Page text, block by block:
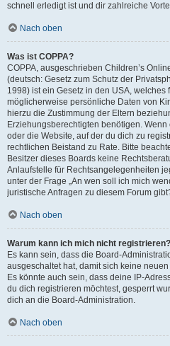
schnell erledigt ist und dir zahlreiche
Nach oben
Was ist COPPA?
COPPA, ausgeschrieben Children’s
(deutsch: Gesetz zum Schutz der
1998) ist ein Gesetz in den USA, welches
möglicherweise persönliche Daten von
hierzu die Zustimmung der Eltern
Erziehungsberechtigten benötigen.
oder die Website, auf der du dich zu
rechtlichen Beistand zu Rate. Bitte
Besitzer dieses Boards keine
Anlaufstelle für Rechtsangelegenheiten
unter der Frage „An wen soll ich mich
juristische Anfragen zu diesem Forum
Nach oben
Warum kann ich mich nicht registrieren?
Es kann sein, dass die Board-
ausgeschaltet hat, damit sich keine
Es könnte auch sein, dass deine IP-
du dich registrieren möchtest, gesperrt
dich an die Board-Administration.
Nach oben